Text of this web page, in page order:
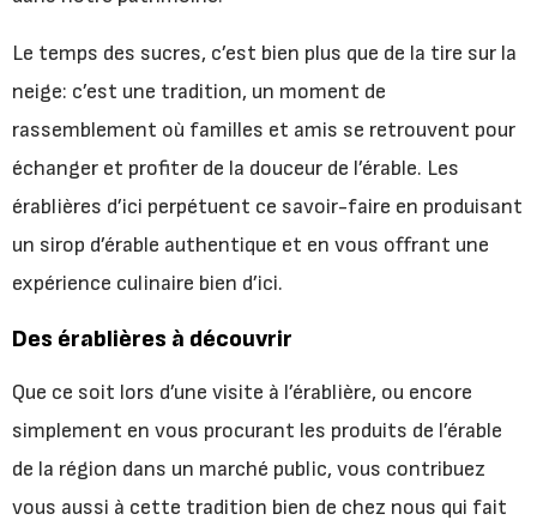
Le temps des sucres, c’est bien plus que de la tire sur la
neige: c’est une tradition, un moment de
rassemblement où familles et amis se retrouvent pour
échanger et profiter de la douceur de l’érable. Les
érablières d’ici perpétuent ce savoir-faire en produisant
un sirop d’érable authentique et en vous offrant une
expérience culinaire bien d’ici.
Des érablières à découvrir
Que ce soit lors d’une visite à l’érablière, ou encore
simplement en vous procurant les produits de l’érable
de la région dans un marché public, vous contribuez
vous aussi à cette tradition bien de chez nous qui fait